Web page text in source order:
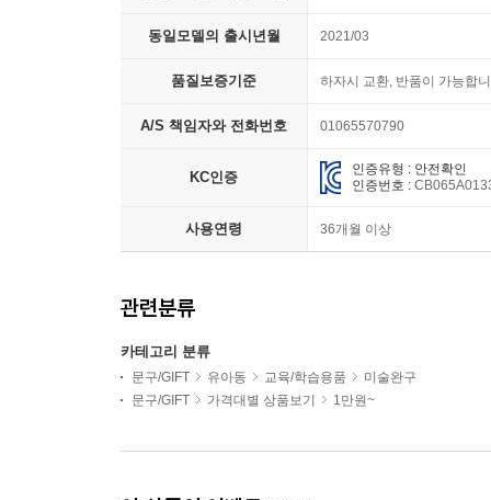
동일모델의 출시년월 2021/03
품질보증기준 하자시 교환, 반품이 가능합
A/S 책임자와 전화번호 01065570790
KC인증
인증유형 : 안전확인
인증번호 :
사용연령 36개월 이상
관련분류
카테고리 분류
문구/GIFT 유아동 교육/학습용품
미술완구
문구/GIFT
가격대별 상품보기 1만원~